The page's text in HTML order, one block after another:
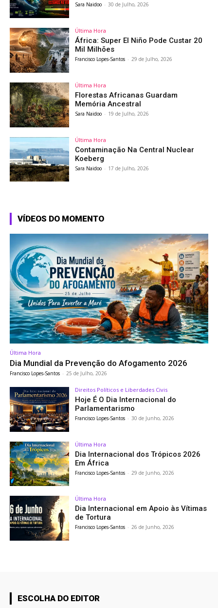
Sara Naidoo - 30 de Julho, 2026
Última Hora
África: Super El Niño Pode Custar 20
Mil Milhões
Francisco Lopes-Santos - 29 de Julho, 2026
Última Hora
Florestas Africanas Guardam
Memória Ancestral
Sara Naidoo - 19 de Julho, 2026
Última Hora
Contaminação Na Central Nuclear
Koeberg
Sara Naidoo - 17 de Julho, 2026
VÍDEOS DO MOMENTO
Última Hora
Dia Mundial da Prevenção do Afogamento 2026
Francisco Lopes-Santos - 25 de Julho, 2026
Direitos Políticos e Liberdades Civis
Hoje É O Dia Internacional do
Parlamentarismo
Francisco Lopes-Santos - 30 de Junho, 2026
Última Hora
Dia Internacional dos Trópicos 2026
Em África
Francisco Lopes-Santos - 29 de Junho, 2026
Última Hora
Dia Internacional em Apoio às Vítimas
de Tortura
Francisco Lopes-Santos - 26 de Junho, 2026
ESCOLHA DO EDITOR